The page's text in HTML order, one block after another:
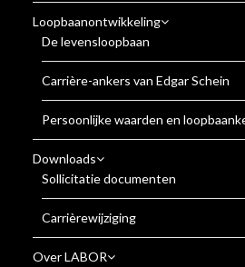
Loopbaanontwikkeling
De levensloopbaan
Carrière-ankers van Edgar Schein
Persoonlijke waarden en
Downloads
Sollicitatie documenten
Carrièrewijziging
Over LABOR